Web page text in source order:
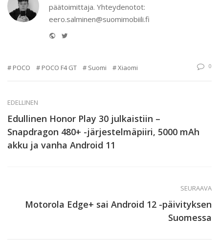
päätoimittaja. Yhteydenotot:
eero.salminen@suomimobiili.fi
Website
POCO POCO F4 GT Suomi Xiaomi 0
EDELLINEN
Edullinen Honor Play 30 julkaistiin –
Snapdragon 480+ -järjestelmäpiiri, 5000 mAh
akku ja vanha Android 11
SEURAAVA
Motorola Edge+ sai Android 12 -päivityksen
Suomessa